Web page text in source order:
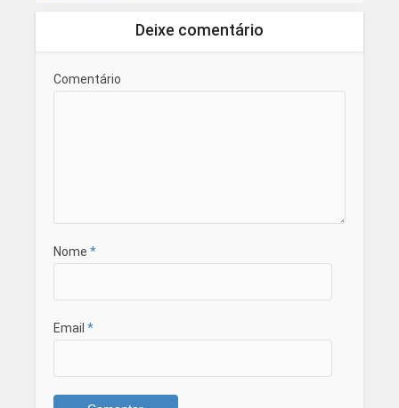
Deixe comentário
Comentário
Nome *
Email *